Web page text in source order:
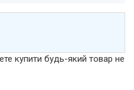
купити будь-який товар не